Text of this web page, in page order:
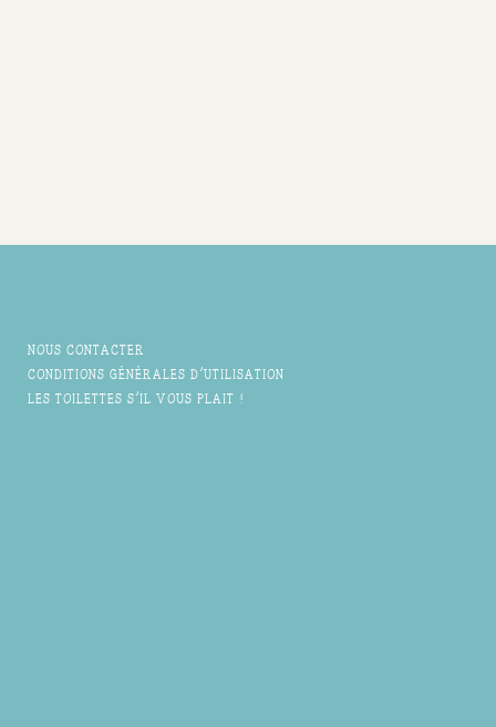
NOUS CONTACTER
CONDITIONS GÉNÉRALES D'UTILISATION
LES TOILETTES S'IL VOUS PLAIT !